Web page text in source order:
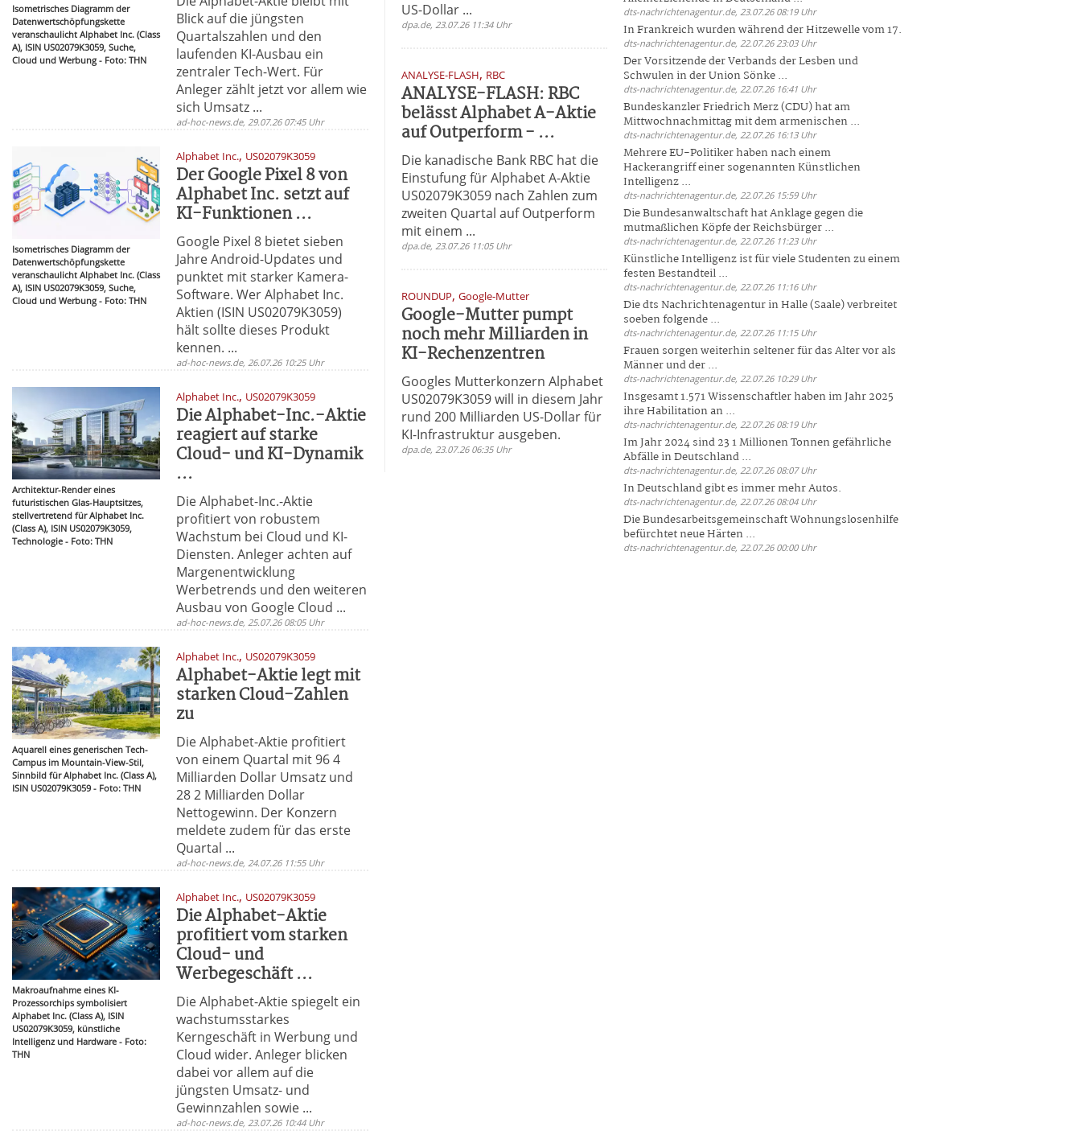
Isometrisches Diagramm der
Datenwertschöpfungskette
veranschaulicht Alphabet Inc. (Class
A), ISIN US02079K3059, Suche,
Cloud und Werbung - Foto: THN
Blick auf die jüngsten
Quartalszahlen und den
laufenden KI-Ausbau ein
zentraler Tech-Wert. Für
Anleger zählt jetzt vor allem wie
sich Umsatz ...
ad-hoc-news.de, 29.07.26 07:45 Uhr
Isometrisches Diagramm der
Datenwertschöpfungskette
veranschaulicht Alphabet Inc. (Class
A), ISIN US02079K3059, Suche,
Cloud und Werbung - Foto: THN
Alphabet Inc., US02079K3059
Der Google Pixel 8 von
Alphabet Inc. setzt auf
KI-Funktionen ...
Google Pixel 8 bietet sieben
Jahre Android-Updates und
punktet mit starker Kamera-
Software. Wer Alphabet Inc.
Aktien (ISIN US02079K3059)
hält sollte dieses Produkt
kennen. ...
ad-hoc-news.de, 26.07.26 10:25 Uhr
Architektur-Render eines
futuristischen Glas-Hauptsitzes,
stellvertretend für Alphabet Inc.
(Class A), ISIN US02079K3059,
Technologie - Foto: THN
Alphabet Inc., US02079K3059
Die Alphabet-Inc.-Aktie
reagiert auf starke
Cloud- und KI-Dynamik
...
Die Alphabet-Inc.-Aktie
profitiert von robustem
Wachstum bei Cloud und KI-
Diensten. Anleger achten auf
Margenentwicklung
Werbetrends und den weiteren
Ausbau von Google Cloud ...
ad-hoc-news.de, 25.07.26 08:05 Uhr
Aquarell eines generischen Tech-
Campus im Mountain-View-Stil,
Sinnbild für Alphabet Inc. (Class A),
ISIN US02079K3059 - Foto: THN
Alphabet Inc., US02079K3059
Alphabet-Aktie legt mit
starken Cloud-Zahlen
zu
Die Alphabet-Aktie profitiert
von einem Quartal mit 96 4
Milliarden Dollar Umsatz und
28 2 Milliarden Dollar
Nettogewinn. Der Konzern
meldete zudem für das erste
Quartal ...
ad-hoc-news.de, 24.07.26 11:55 Uhr
Makroaufnahme eines KI-
Prozessorchips symbolisiert
Alphabet Inc. (Class A), ISIN
US02079K3059, künstliche
Intelligenz und Hardware - Foto:
THN
Alphabet Inc., US02079K3059
Die Alphabet-Aktie
profitiert vom starken
Cloud- und
Werbegeschäft ...
Die Alphabet-Aktie spiegelt ein
wachstumsstarkes
Kerngeschäft in Werbung und
Cloud wider. Anleger blicken
dabei vor allem auf die
jüngsten Umsatz- und
Gewinnzahlen sowie ...
ad-hoc-news.de, 23.07.26 10:44 Uhr
US-Dollar ...
dpa.de, 23.07.26 11:34 Uhr
ANALYSE-FLASH, RBC
ANALYSE-FLASH: RBC
belässt Alphabet A-Aktie
auf Outperform - ...
Die kanadische Bank RBC hat die
Einstufung für Alphabet A-Aktie
US02079K3059 nach Zahlen zum
zweiten Quartal auf Outperform
mit einem ...
dpa.de, 23.07.26 11:05 Uhr
ROUNDUP, Google-Mutter
Google-Mutter pumpt
noch mehr Milliarden in
KI-Rechenzentren
Googles Mutterkonzern Alphabet
US02079K3059 will in diesem Jahr
rund 200 Milliarden US-Dollar für
KI-Infrastruktur ausgeben.
dpa.de, 23.07.26 06:35 Uhr
dts-nachrichtenagentur.de, 23.07.26 08:19 Uhr
In Frankreich wurden während der Hitzewelle vom 17.
dts-nachrichtenagentur.de, 22.07.26 23:03 Uhr
Der Vorsitzende der Verbands der Lesben und
Schwulen in der Union Sönke ...
dts-nachrichtenagentur.de, 22.07.26 16:41 Uhr
Bundeskanzler Friedrich Merz (CDU) hat am
Mittwochnachmittag mit dem armenischen ...
dts-nachrichtenagentur.de, 22.07.26 16:13 Uhr
Mehrere EU-Politiker haben nach einem
Hackerangriff einer sogenannten Künstlichen
Intelligenz ...
dts-nachrichtenagentur.de, 22.07.26 15:59 Uhr
Die Bundesanwaltschaft hat Anklage gegen die
mutmaßlichen Köpfe der Reichsbürger ...
dts-nachrichtenagentur.de, 22.07.26 11:23 Uhr
Künstliche Intelligenz ist für viele Studenten zu einem
festen Bestandteil ...
dts-nachrichtenagentur.de, 22.07.26 11:16 Uhr
Die dts Nachrichtenagentur in Halle (Saale) verbreitet
soeben folgende ...
dts-nachrichtenagentur.de, 22.07.26 11:15 Uhr
Frauen sorgen weiterhin seltener für das Alter vor als
Männer und der ...
dts-nachrichtenagentur.de, 22.07.26 10:29 Uhr
Insgesamt 1.571 Wissenschaftler haben im Jahr 2025
ihre Habilitation an ...
dts-nachrichtenagentur.de, 22.07.26 08:19 Uhr
Im Jahr 2024 sind 23 1 Millionen Tonnen gefährliche
Abfälle in Deutschland ...
dts-nachrichtenagentur.de, 22.07.26 08:07 Uhr
In Deutschland gibt es immer mehr Autos.
dts-nachrichtenagentur.de, 22.07.26 08:04 Uhr
Die Bundesarbeitsgemeinschaft Wohnungslosenhilfe
befürchtet neue Härten ...
dts-nachrichtenagentur.de, 22.07.26 00:00 Uhr